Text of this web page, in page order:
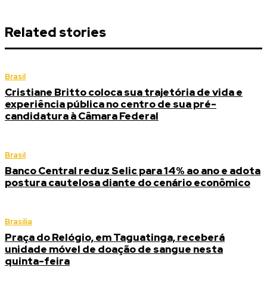
Related stories
Brasil
Cristiane Britto coloca sua trajetória de vida e
experiência pública no centro de sua pré-
candidatura à Câmara Federal
Brasil
Banco Central reduz Selic para 14% ao ano e adota
postura cautelosa diante do cenário econômico
Brasília
Praça do Relógio, em Taguatinga, receberá
unidade móvel de doação de sangue nesta
quinta-feira